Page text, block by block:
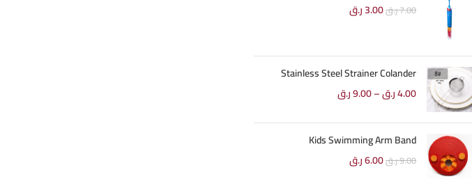
7.00ر.ق3.00ر.ق
Stainless Steel Strainer Colander
4.00ر.ق–
9.00ر.ق
Kids Swimming Arm Band
9.00ر.ق6.00ر.ق